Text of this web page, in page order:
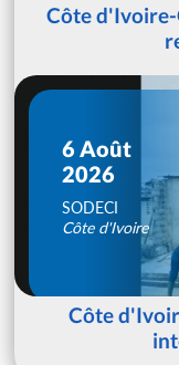
Côte
6 Août
2026
SODECI
Côte d'Ivoire
Côte